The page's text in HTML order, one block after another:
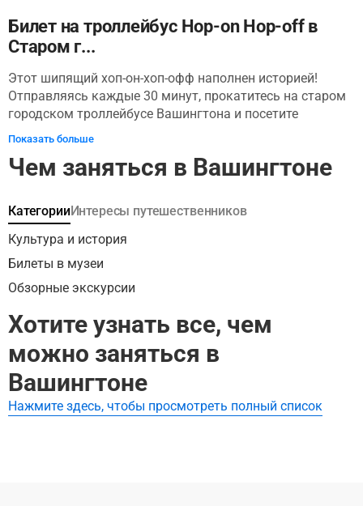
Билет на троллейбус Hop-on Hop-off в
Старом г...
Этот шипящий хоп-он-хоп-офф наполнен историей!
Отправляясь каждые 30 минут, прокатитесь на старом
городском троллейбусе Вашингтона и посетите
Смитсоновский институт, Капитолий, Верховный суд и
Показать больше
Чем заняться в Вашингтоне
КатегорииИнтересы путешественников
Культура и история
Билеты в музеи
Обзорные экскурсии
Хотите узнать все, чем
можно заняться в
Вашингтоне
Нажмите здесь, чтобы просмотреть полный список